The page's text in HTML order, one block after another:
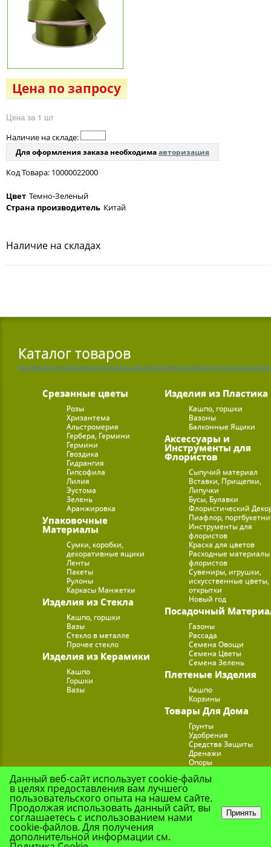
Цена по запросу
Цена за 1 шт
Наличие на складе:
Для оформления заказа необходимаавторизация
Код Товара: 10000022000
Цвет Темно-Зеленый
Страна производитель Китай
Наличие на складах
Каталог товаров
Срезанные цветы
Розы
Хризантема
Альстромерия
Гербера, Гермини
Гермини
Гвоздика
Гидрангия
Гипсофила
Лилия
Эустома
Зелень
Аранжировка
Упаковочные
Материалы
Сумки, коробки,
декоративные ящики
Ленты
Пакеты
Рулоны
Каркасы Манжетки
Изделия из Стекла
Кашпо, горшки
Вазы
Стекло в металле
Прочее стекло
Изделия из Керамики
Кашпо
Горшки
Вазы
Изделия из Пластика
Кашпо, горшки
Вазоны
Балконные Ящики
Аксессуары и
Инструменты для
Флористов
Сыпучий материал
Вставки, Прищепки,
Липучки
Бусы, Булавки
Флористический
Пиафлор,
Инструменты для
флористов
Краска для цветов
Расходные
флористов
Сувениры, игрушки,
искусственные цветы,
открытки
Новый год
Посадочный
Газоны
Рассада
Семена Овощи
Семена Цветы
Семена Зелень
Плетеные Изделия
Кашпо
Корзины
Товары Для Дома
Грунты
Удобрения
Средства Защиты
Дренажи
Опоры
Подставки для Цветов
Данный веб-сайт использует cookie-файлы
в целях предоставления вам лучшего
пользовательского опыта на нашем сайте.
Продолжая использовать данный сайт, вы
соглашаетесь с использованием нами
cookie-файлов. Для получения
дополнительной информации см.
Принять